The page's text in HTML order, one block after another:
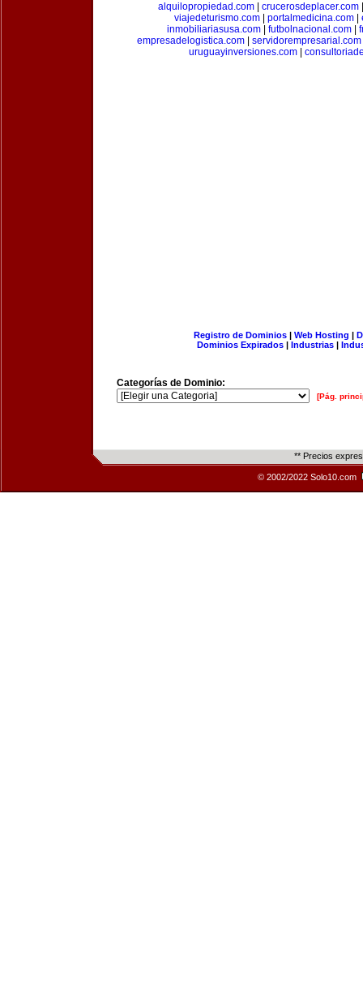
alquilopropiedad.com| crucerosdeplacer.com
viajedeturismo.com
portalmedicina.com
inmobiliariasusa.com| futbolnacional.com|
empresadelogistica.com| servidorempresarial.com
uruguayinversiones.com
Registro de Dominios| Web Hosting |
Dominios Expirados | Industrias |
Categorías de Dominio:
[Pág.
** Precios
© 2002/2022 Solo10.com